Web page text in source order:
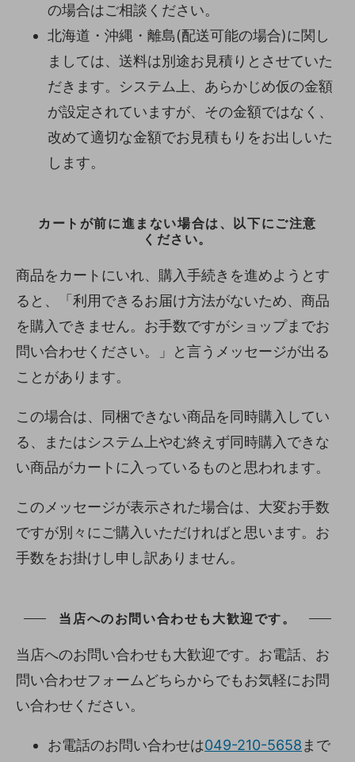
の場合はご相談ください。
北海道・沖縄・離島(配送可能の場合)に関し
ましては、送料は別途お見積りとさせていた
だきます。システム上、あらかじめ仮の金額
が設定されていますが、その金額ではなく、
改めて適切な金額でお見積もりをお出しいた
します。
カートが前に進まない場合は、以下にご注意
ください。
商品をカートにいれ、購入手続きを進めようとす
ると、「利用できるお届け方法がないため、商品
を購入できません。お手数ですがショップまでお
問い合わせください。」と言うメッセージが出る
ことがあります。
この場合は、同梱できない商品を同時購入してい
る、またはシステム上やむ終えず同時購入できな
い商品がカートに入っているものと思われます。
このメッセージが表示された場合は、大変お手数
ですが別々にご購入いただければと思います。お
手数をお掛けし申し訳ありません。
当店へのお問い合わせも大歓迎です。
当店へのお問い合わせも大歓迎です。お電話、お
問い合わせフォームどちらからでもお気軽にお問
い合わせください。
お電話のお問い合わせは049-210-5658 まで